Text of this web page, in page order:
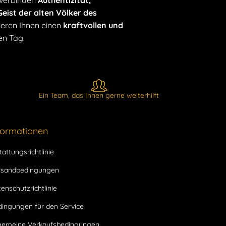
der alten Völker des
Ihnen einen kraftvollen und
Tag.
Ein Team, das Ihnen gerne weiterhilft
für den Service